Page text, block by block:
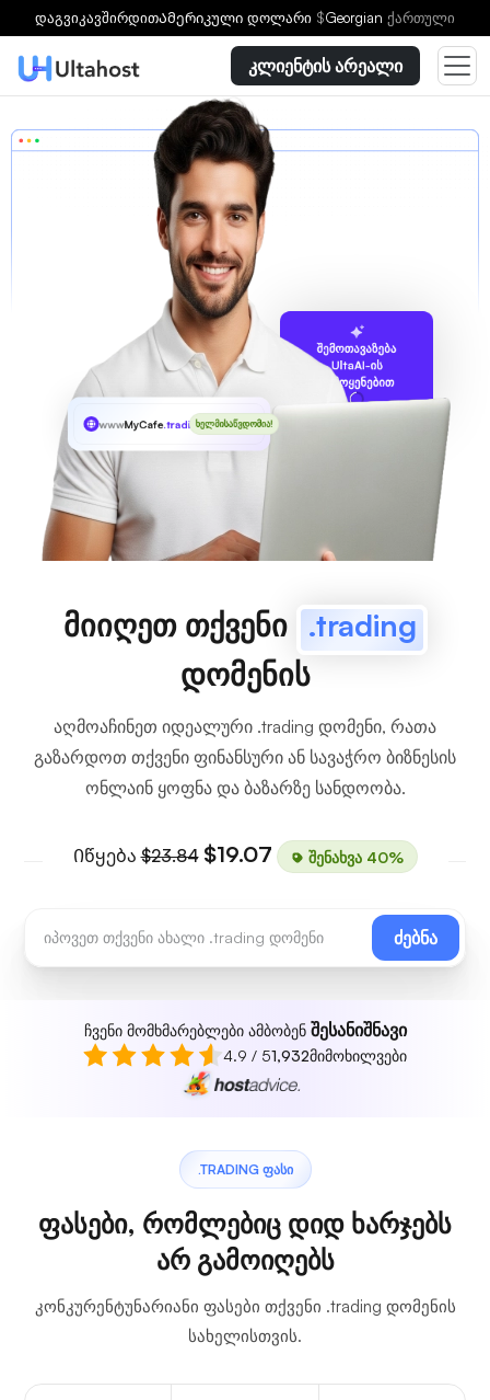
დაგვიკავშირდითᲐმერიკული დოლარი $Georgian ქართული
კლიენტის არეალი
შემოთავაზება
UltaAI-ის
გამოყენებით
wwwMyCafe.tradingხელმისაწვდომია!
მიიღეთ თქვენი .trading
დომენის
აღმოაჩინეთ იდეალური .trading დომენი, რათა
გაზარდოთ თქვენი ფინანსური ან სავაჭრო ბიზნესის
ონლაინ ყოფნა და ბაზარზე სანდოობა.
Იწყება$23.84 $19.07 შენახვა 40%
ძებნა
ჩვენი მომხმარებლები ამბობენ შესანიშნავი
4.9 / 51,932მიმოხილვები
.TRADING ᲤᲐᲡᲘ
ფასები, რომლებიც დიდ ხარჯებს
არ გამოიღებს
კონკურენტუნარიანი ფასები თქვენი .trading დომენის
სახელისთვის.